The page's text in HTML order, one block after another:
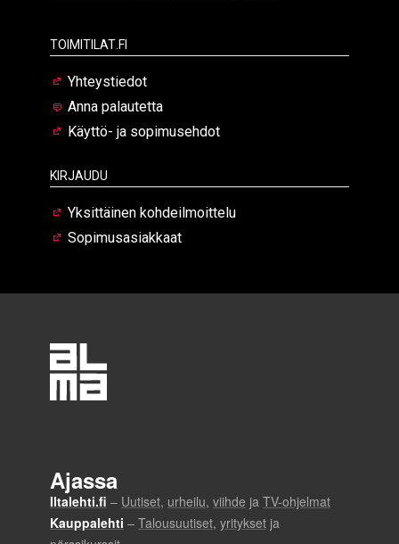
Toimitilat.fi
Yhteystiedot
Anna palautetta
Käyttö- ja sopimusehdot
Kirjaudu
Yksittäinen kohdeilmoittelu
Sopimusasiakkaat